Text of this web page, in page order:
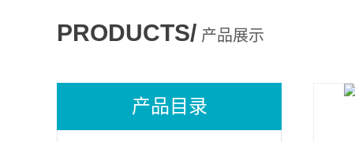
PRODUCTS/ 产品展示
产品目录